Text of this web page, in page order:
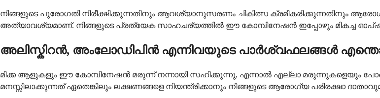
നിങ്ങളുടെ പുരോഗതി നിരീക്ഷിക്കുന്നതിനും ആവശ്യാനുസരണം ചികിത്സ ക്രമീകരിക്കുന്നതിനും
അത്യാവശ്യമാണ്. നിങ്ങളുടെ പ്രത്യേക സാഹചര്യത്തിൽ ഈ കോമ്പിനേഷൻ ഇപ്പോഴും മികച്ച
അലിസ്കിറൻ, അംലോഡിപിൻ എന്നിവയുടെ പാർശ്വഫലങ്ങൾ
മിക്ക ആളുകളും ഈ കോമ്പിനേഷൻ മരുന്ന് നന്നായി സഹിക്കുന്നു, എന്നാൽ എല്ലാ മരുന്നുകളെയും
മനസ്സിലാക്കുന്നത് ഏതെങ്കിലും ലക്ഷണങ്ങളെ നിയന്ത്രിക്കാനും നിങ്ങളുടെ ആരോഗ്യ പരിരക്ഷാ